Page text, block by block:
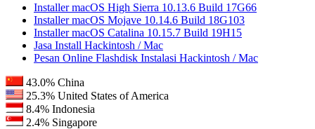
Installer macOS High Sierra 10.13.6 Build 17G66
Installer macOS Mojave 10.14.6 Build 18G103
Installer macOS Catalina 10.15.7 Build 19H15
Jasa Install Hackintosh / Mac
Pesan Online Flashdisk Instalasi Hackintosh / Mac
43.0% China
25.3% United States of America
8.4% Indonesia
2.4% Singapore